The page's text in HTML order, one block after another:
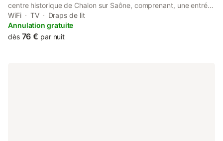
centre historique de Chalon sur Saône, comprenant, une entrée,
un séjour, une cuisine indépendante, deux chambres, une salle
d'eau (douche, lavabo, WC) Equipements : réfrigérateur-
congélateur, plaque cuisson induction, four, four micro ondes,
WiFi TV
Draps de lit
Annulation gratuite
dès 76 € par nuit